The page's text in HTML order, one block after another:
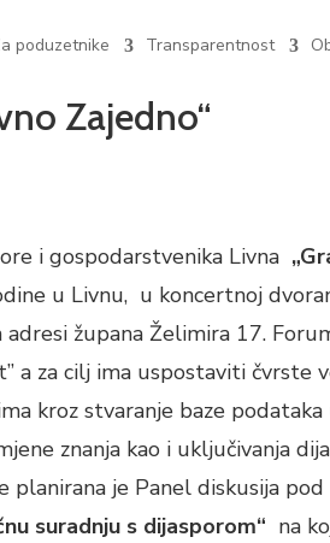
poduzetnike Transparentnost
Zajedno“
i gospodarstvenika Livna
u Livnu, u koncertnoj
adresi župana Želimira 17.
a za cilj ima uspostaviti čvrste
kroz stvaranje baze
znanja kao i uključivanja
je Panel diskusija pod
suradnju s dijasporom“ na